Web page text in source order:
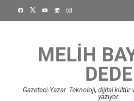
MELIH
DEDE
Gazeteci-Yazar. Teknoloji, dijital kültür
yazıyor.